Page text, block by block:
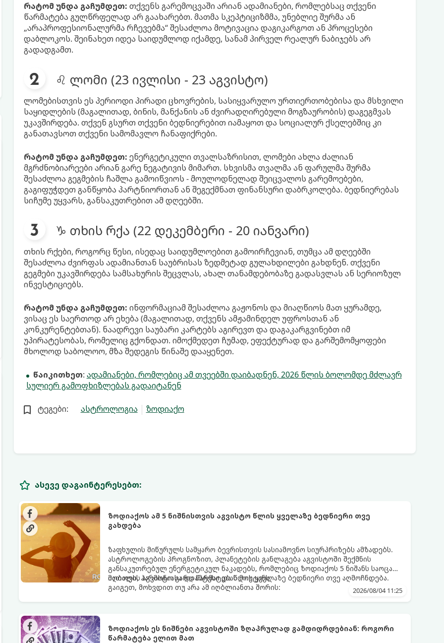
რატომ უნდა გაჩუმდეთ: თქვენს გარემოცვაში არიან ადამიანები, რომლებსაც თქვენი
წარმატება გულწრფელად არ გაახარებთ. მათმა სკეპტიციზმმა, უნებლიე შურმა ან
„არაპროფესიონალურმა რჩევებმა“ შესაძლოა მოტივაცია დაგიკარგოთ ან პროცესები
დაბლოკოს. შეინახეთ იდეა საიდუმლოდ იქამდე, სანამ პირველ რეალურ ნაბიჯებს არ
გადადგამთ.
♌ ლომი (23 ივლისი - 23 აგვისტო)
ლომებისთვის ეს პერიოდი პირადი ცხოვრების, სასიყვარულო ურთიერთობებისა და მსხვილი
საყიდლების (მაგალითად, ბინის, მანქანის ან ძვირადღირებული მოგზაურობის) დაგეგმვას
უკავშირდება. თქვენ გსურთ თქვენი ბედნიერებით იამაყოთ და სოციალურ ქსელებშიც კი
განათავსოთ თქვენი სამომავლო ჩანაფიქრები.
რატომ უნდა გაჩუმდეთ: ენერგეტიკული თვალსაზრისით, ლომები ახლა ძალიან
მგრძნობიარეები არიან გარე ნეგატივის მიმართ. სხვისმა თვალმა ან ფარულმა შურმა
შესაძლოა გეგმების ჩაშლა გამოიწვიოს - მოულოდნელად შეიცვალოს გარემოებები,
გაგიფუჭდეთ განწყობა პარტნიორთან ან შეგექმნათ ფინანსური დაბრკოლება. ბედნიერებას
სიჩუმე უყვარს, განსაკუთრებით ამ დღეებში.
♑ თხის რქა (22 დეკემბერი - 20 იანვარი)
თხის რქები, როგორც წესი, ისედაც საიდუმლოებით გამოირჩევიან, თუმცა ამ დღეებში
შესაძლოა ძვირფას ადამიანთან საუბრისას ზედმეტად გულახდილები გახდნენ. თქვენი
გეგმები უკავშირდება სამსახურის შეცვლას, ახალ თანამდებობაზე გადასვლას ან სერიოზულ
ინვესტიციებს.
რატომ უნდა გაჩუმდეთ: ინფორმაციამ შესაძლოა გაჟონოს და მიაღწიოს მათ ყურამდე,
ვისაც ეს საერთოდ არ ეხება (მაგალითად, თქვენს ამჟამინდელ უფროსთან ან
კონკურენტებთან). ნაადრევი საუბარი კარტებს აგირევთ და დაგაკარგვინებთ იმ
უპირატესობას, რომელიც გქონდათ. იმოქმედეთ ჩუმად, ეფექტურად და გარშემომყოფები
მხოლოდ საბოლოო, მზა შედეგის წინაშე დააყენეთ.
წაიკითხეთ: ადამიანები, რომლებიც ამ თვეებში დაიბადნენ, 2026 წლის ბოლომდე მძლავრ
სულიერ გამოფხიზლებას გადაიტანენ
ტეგები: ასტროლოგია ზოდიაქო
ასევე დაგაინტერესებთ:
ზოდიაქოს ამ 5 ნიშნისთვის აგვისტო წლის ყველაზე ბედნიერი თვე
გახდება
ზაფხულის მიწურულს სამყარო ბევრისთვის სასიამოვნო სიურპრიზებს ამზადებს.
ასტროლოგების პროგნოზით, პლანეტების განლაგება აგვისტოში შექმნის
განსაკუთრებულ ენერგეტიკულ ნაკადებს, რომლებიც ზოდიაქოს 5 ნიშანს საოცარ
იღბალს, ჰარმონიასა და წარმატებას მოუტანს.
მათთვის აგვისტო გარდამტეხი და წლის ყველაზე ბედნიერი თვე აღმოჩნდება.
გაიგეთ, მოხვდით თუ არა ამ იღბლიანთა შორის:
2026/08/04 11:25
ზოდიაქოს ეს ნიშნები აგვისტოში ზღაპრულად გამდიდრდებიან: როგორი
წარმატება ელით მათ